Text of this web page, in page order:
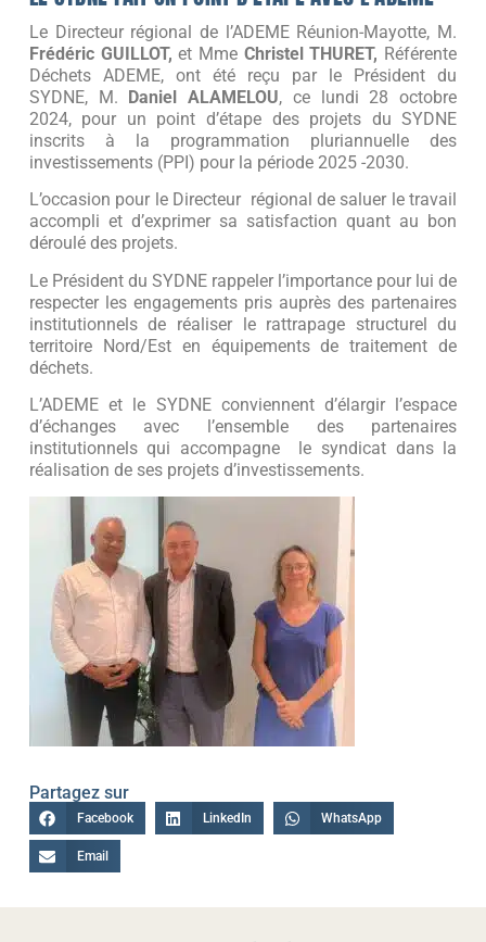
Le Directeur régional de l’ADEME Réunion-Mayotte, M.
Frédéric GUILLOT, et Mme Christel THURET, Référente
Déchets ADEME, ont été reçu par le Président du
SYDNE, M. Daniel ALAMELOU, ce lundi 28 octobre
2024, pour un point d’étape des projets du SYDNE
inscrits à la programmation pluriannuelle des
investissements (PPI) pour la période 2025 -2030.
L’occasion pour le Directeur régional de saluer le travail
accompli et d’exprimer sa satisfaction quant au bon
déroulé des projets.
Le Président du SYDNE rappeler l’importance pour lui de
respecter les engagements pris auprès des partenaires
institutionnels de réaliser le rattrapage structurel du
territoire Nord/Est en équipements de traitement de
déchets.
L’ADEME et le SYDNE conviennent d’élargir l’espace
d’échanges avec l’ensemble des partenaires
institutionnels qui accompagne le syndicat dans la
réalisation de ses projets d’investissements.
Partagez sur
Facebook LinkedIn WhatsApp
Email